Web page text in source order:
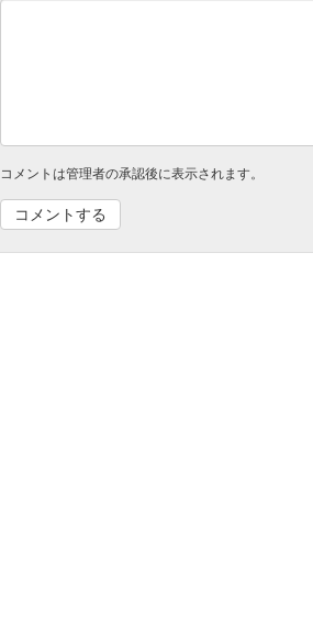
コメントは管理者の承認後に表示されます。